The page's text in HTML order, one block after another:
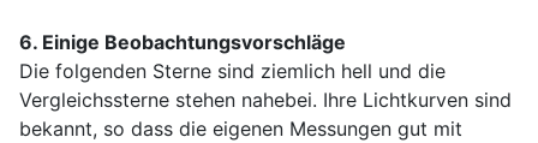
6. Einige Beobachtungsvorschläge
Die folgenden Sterne sind ziemlich hell und die
Vergleichssterne stehen nahebei. Ihre Lichtkurven sind
bekannt, so dass die eigenen Messungen gut mit